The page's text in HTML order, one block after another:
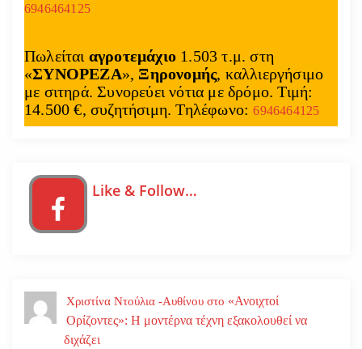
6946464125
Πωλείται αγροτεμάχιο 1.503 τ.μ. στη
«ΣΥΝΟΡΕΖΑ», Ξηρονομής, καλλιεργήσιμο
με σιτηρά. Συνορεύει νότια με δρόμο. Τιμή:
14.500 €, συζητήσιμη. Τηλέφωνο:6946464125
Like & Follow…
Χριστίνα Ντούλια -Αυθίνου στο «Ανοιχτοί
Ορίζοντες»: Η μοντέρνα τέχνη εξακολουθεί να
διχάζει